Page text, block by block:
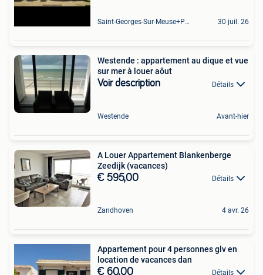
Saint-Georges-Sur-Meuse+Partie De Hermalle-Sous-Huy 30 juil. 26
Westende : appartement au dique et vue
sur mer à louer aôut
Voir description Détails
Westende Avant-hier
A Louer Appartement Blankenberge
Zeedijk (vacances)
€ 595,00 Détails
Zandhoven 4 avr. 26
Appartement pour 4 personnes glv en
location de vacances dan
€ 60,00 Détails